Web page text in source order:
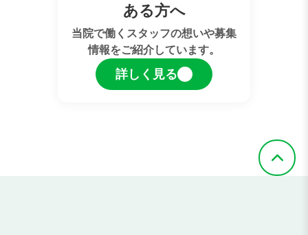
ある方へ
当院で働くスタッフの想いや募集
情報をご紹介しています。
詳しく見る